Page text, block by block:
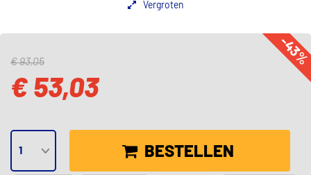
Vergroten
-
€ 93,05
€ 53,03
BESTELLEN